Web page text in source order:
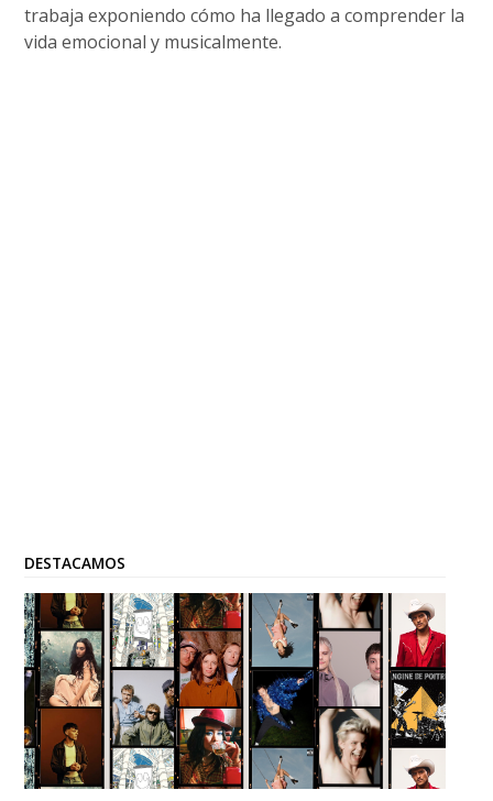
trabaja exponiendo cómo ha llegado a comprender la
vida emocional y musicalmente.
DESTACAMOS